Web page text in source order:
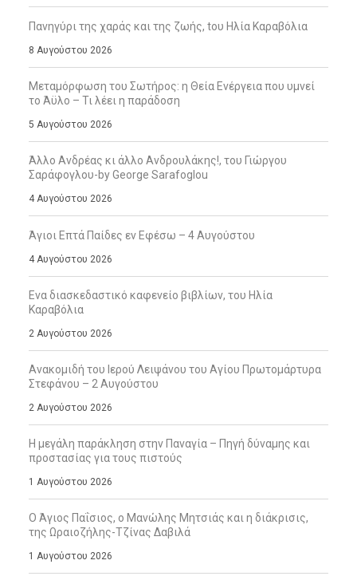
Πανηγύρι της χαράς και της ζωής, tου Ηλία Καραβόλια
8 Αυγούστου 2026
Μεταμόρφωση του Σωτήρος: η Θεία Ενέργεια που υμνεί
το Άϋλο – Τι λέει η παράδοση
5 Αυγούστου 2026
Άλλο Ανδρέας κι άλλο Ανδρουλάκης!, του Γιώργου
Σαράφογλου-by George Sarafoglou
4 Αυγούστου 2026
Άγιοι Επτά Παίδες εν Εφέσω – 4 Αυγούστου
4 Αυγούστου 2026
Ενα διασκεδαστικό καφενείο βιβλίων, του Ηλία
Καραβόλια
2 Αυγούστου 2026
Ανακομιδή του Ιερού Λειψάνου του Αγίου Πρωτομάρτυρα
Στεφάνου – 2 Αυγούστου
2 Αυγούστου 2026
Η μεγάλη παράκληση στην Παναγία – Πηγή δύναμης και
προστασίας για τους πιστούς
1 Αυγούστου 2026
Ο Άγιος Παΐσιος, ο Μανώλης Μητσιάς και η διάκρισις,
της Ωραιοζήλης-Τζίνας Δαβιλά
1 Αυγούστου 2026